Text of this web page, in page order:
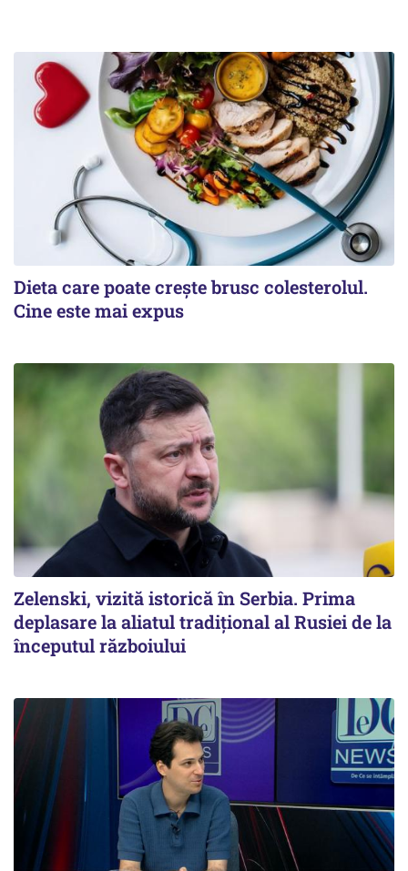
Dieta care poate crește brusc colesterolul.
Cine este mai expus
Zelenski, vizită istorică în Serbia. Prima
deplasare la aliatul tradițional al Rusiei de la
începutul războiului